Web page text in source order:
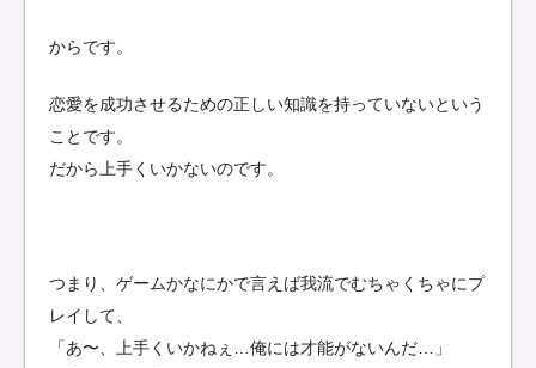
からです。
恋愛を成功させるための正しい知識を持っていないという
ことです。
だから上手くいかないのです。
つまり、ゲームかなにかで言えば我流でむちゃくちゃにプ
レイして、
「あ〜、上手くいかねぇ…俺には才能がないんだ…」